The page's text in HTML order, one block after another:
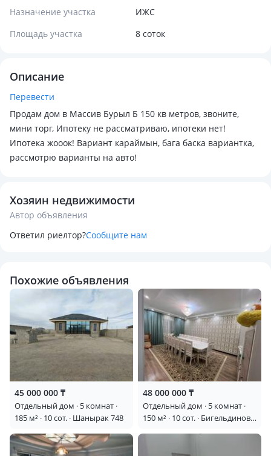
Назначение участка
ИЖС
Площадь участка
8 соток
Описание
Перевести
Продам дом в Массив Бурыл Б 150 кв метров, звоните,
мини торг, Ипотеку не рассматриваю, ипотеки нет!
Ипотека жооок! Вариант караймын, бага баска вариантка,
рассмотрю варианты на авто!
Хозяин недвижимости
Автор объявления
Ответил риелтор?Сообщите нам
Похожие объявления
45 000 000 ₸
Отдельный дом · 5 комнат ·
185 м² · 10 сот. · Шанырак 748
48 000 000 ₸
Отдельный дом · 5 комнат ·
150 м² · 10 сот. · Бигельдинова